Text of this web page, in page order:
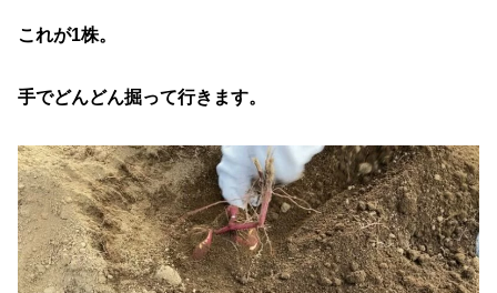
これが1株。
手でどんどん掘って行きます。